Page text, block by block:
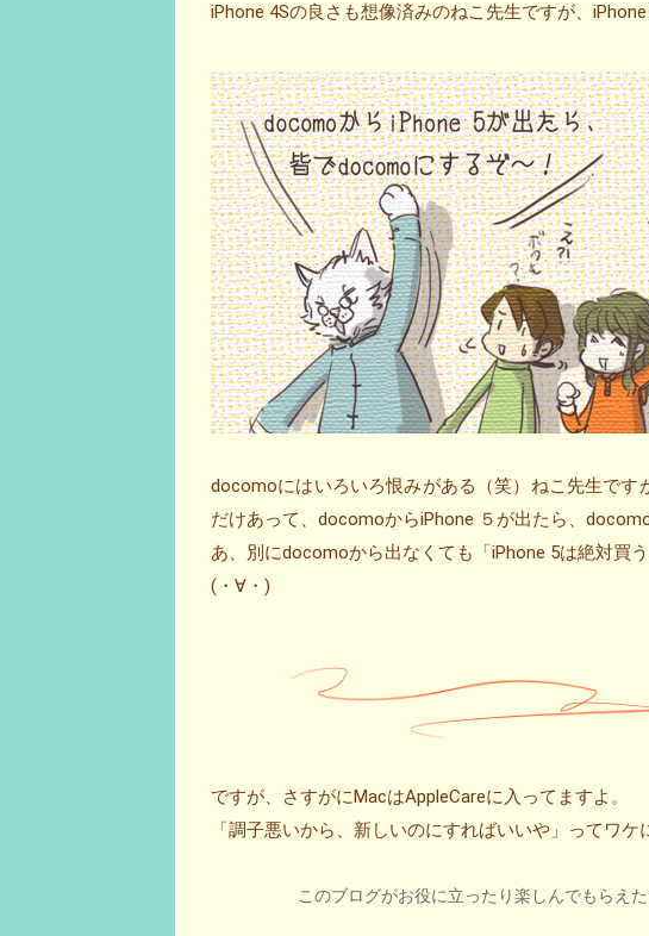
iPhone 4Sの良さも想像済みのねこ先生ですが、
docomoにはいろいろ恨みがある（笑）ねこ先生です
だけあって、docomoからiPhone ５が出たら、
あ、別にdocomoから出なくても「iPhone 5は絶対買
(・∀・)
ですが、さすがにMacはAppleCareに入ってますよ。
「調子悪いから、新しいのにすればいいや」ってワケ
このブログがお役に立ったり楽しんでもらえ